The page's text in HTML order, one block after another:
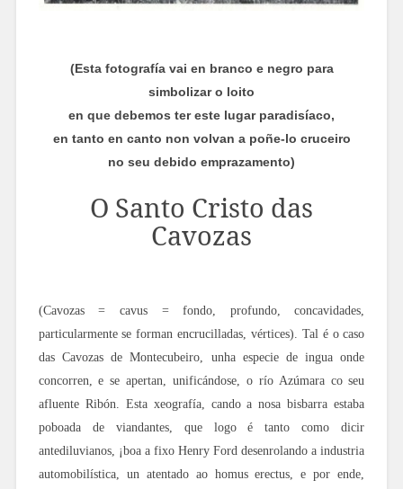
(Esta fotografía vai en branco e negro para
simbolizar o loito
en que debemos ter este lugar paradisíaco,
en tanto en canto non volvan a poñe-lo cruceiro
no seu debido emprazamento)
O Santo Cristo das
Cavozas
(Cavozas = cavus = fondo, profundo, concavidades,
particularmente se forman encrucilladas, vértices). Tal é o caso
das Cavozas de Montecubeiro, unha especie de ingua onde
concorren, e se apertan, unificándose, o río Azúmara co seu
afluente Ribón. Esta xeografía, cando a nosa bisbarra estaba
poboada de viandantes, que logo é tanto como dicir
antediluvianos, ¡boa a fixo Henry Ford desenrolando a industria
automobilística, un atentado ao homus erectus, e por ende,